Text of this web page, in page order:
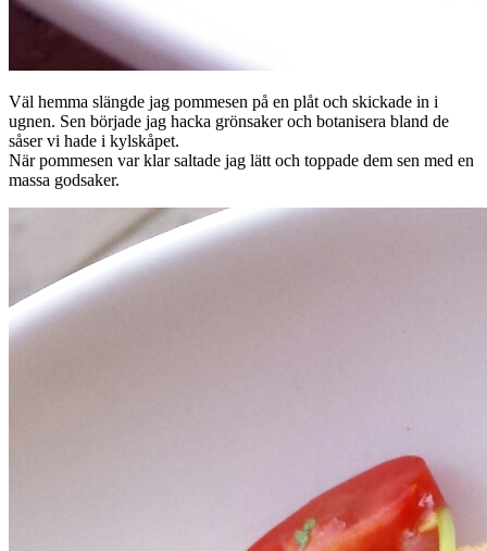
Väl hemma slängde jag pommesen på en plåt och skickade in i
ugnen. Sen började jag hacka grönsaker och botanisera bland de
såser vi hade i kylskåpet.
När pommesen var klar saltade jag lätt och toppade dem sen med en
massa godsaker.